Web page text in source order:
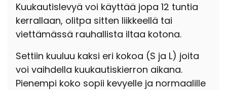
Kuukautislevyä voi käyttää jopa 12 tuntia
kerrallaan, olitpa sitten liikkeellä tai
viettämässä rauhallista iltaa kotona.
Settiin kuuluu kaksi eri kokoa (S ja L) joita
voi vaihdella kuukautiskierron aikana.
Pienempi koko sopii kevyelle ja normaalille